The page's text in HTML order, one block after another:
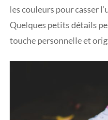
les couleurs pour casser
Quelques petits détails
touche personnelle et